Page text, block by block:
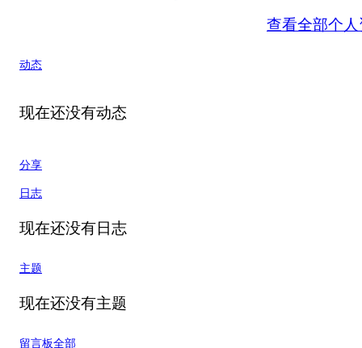
查看全部个
动态
现在还没有动态
分享
日志
现在还没有日志
主题
现在还没有主题
留言板全部